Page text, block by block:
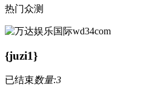
热门众测
{juzi1}
已结束数量:3